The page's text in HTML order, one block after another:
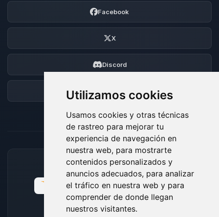
Utilizamos cookies
Usamos cookies y otras técnicas
de rastreo para mejorar tu
experiencia de navegación en
nuestra web, para mostrarte
contenidos personalizados y
anuncios adecuados, para analizar
el tráfico en nuestra web y para
comprender de donde llegan
nuestros visitantes.
Facebook
X
Discord
Foro
MÉTODOS DE PAGO ACEPTADOS